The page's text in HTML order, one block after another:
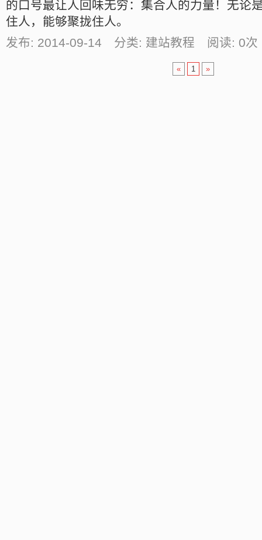
的口号最让人回味无穷：集合人的力量！无论
住人，能够聚拢住人。
发布: 2014-09-14 分类: 建站教程 阅读: 0
« 1 »